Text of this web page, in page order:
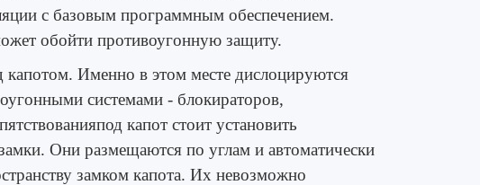
с базовым программным обеспечением.
обойти противоугонную защиту.
Именно в этом месте дислоцируются
системами - блокираторов,
под капот стоит установить
Они размещаются по углам и автоматически
замком капота. Их невозможно